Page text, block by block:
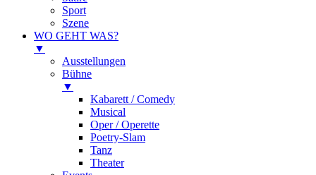
Sport
Szene
WO GEHT WAS?
▼
Ausstellungen
Bühne
▼
Kabarett / Comedy
Musical
Oper / Operette
Poetry-Slam
Tanz
Theater